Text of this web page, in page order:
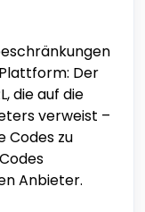
Der
die auf die
verweist –
Codes zu
Anbieter.